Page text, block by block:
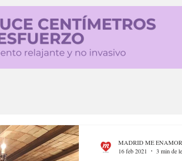
MADRID ME
16 feb 2021
3 min de